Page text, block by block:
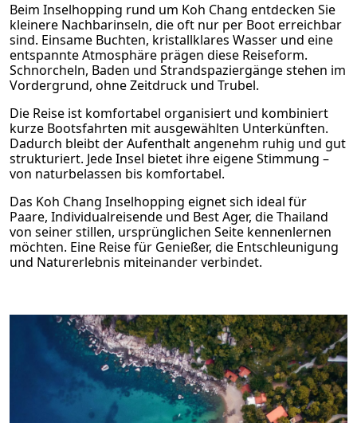
Beim Inselhopping rund um Koh Chang entdecken Sie
kleinere Nachbarinseln, die oft nur per Boot erreichbar
sind. Einsame Buchten, kristallklares Wasser und eine
entspannte Atmosphäre prägen diese Reiseform.
Schnorcheln, Baden und Strandspaziergänge stehen im
Vordergrund, ohne Zeitdruck und Trubel.
Die Reise ist komfortabel organisiert und kombiniert
kurze Bootsfahrten mit ausgewählten Unterkünften.
Dadurch bleibt der Aufenthalt angenehm ruhig und gut
strukturiert. Jede Insel bietet ihre eigene Stimmung –
von naturbelassen bis komfortabel.
Das Koh Chang Inselhopping eignet sich ideal für
Paare, Individualreisende und Best Ager, die Thailand
von seiner stillen, ursprünglichen Seite kennenlernen
möchten. Eine Reise für Genießer, die Entschleunigung
und Naturerlebnis miteinander verbindet.